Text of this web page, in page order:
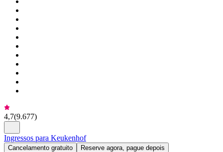
4,7(9.677)
Ingressos para Keukenhof
Cancelamento gratuito Reserve agora, pague depois